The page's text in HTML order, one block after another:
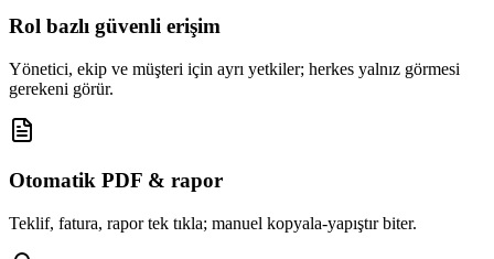
Rol bazlı güvenli erişim
Yönetici, ekip ve müşteri için ayrı yetkiler; herkes yalnız görmesi
gerekeni görür.
Otomatik PDF & rapor
Teklif, fatura, rapor tek tıkla; manuel kopyala-yapıştır biter.